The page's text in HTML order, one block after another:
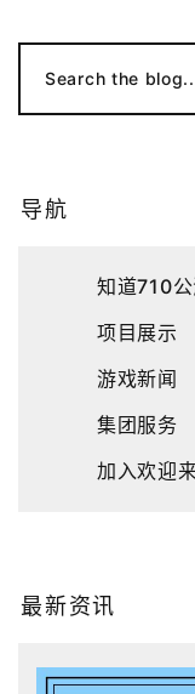
Search the
导航
知道710
项目展示
游戏新闻
集团服务
加入欢迎
最新资讯